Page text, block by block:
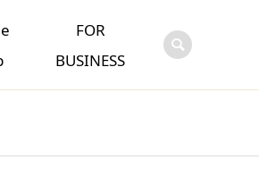
FOR
BUSINESS